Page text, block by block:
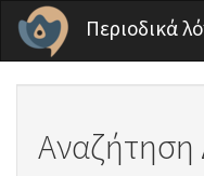
Παράκαμψη προς το κυρίως
Περιοδικά
Αναζήτηση